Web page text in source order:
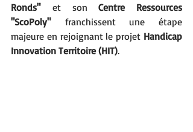
Ronds" et son Centre Ressources
"ScoPoly" franchissent une étape
majeure en rejoignant le projet Handicap
Innovation Territoire (HIT).